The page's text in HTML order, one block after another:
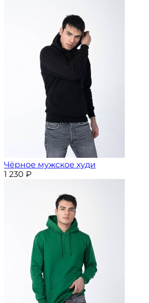
Чёрное мужское худи
1 230 ₽